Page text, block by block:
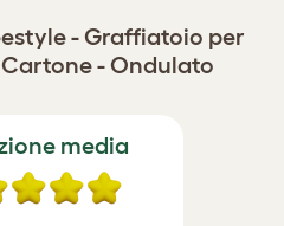
- Graffiatoio per
- Ondulato
media